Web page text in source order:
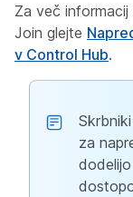
Za več
Join glejte
v Control Hub.
za